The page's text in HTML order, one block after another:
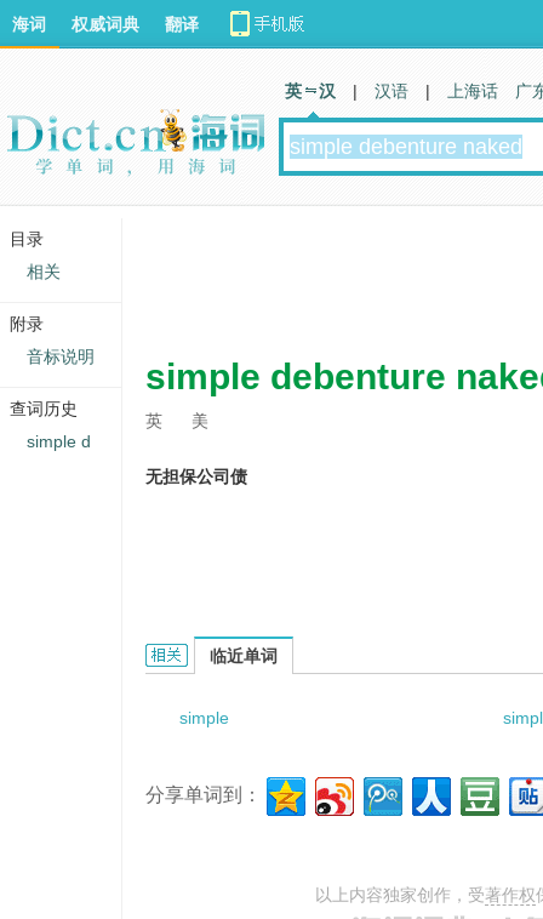
simple debenture
英 美
无担保公司债
simple debenture naked的相关资料：
临近单词
simple
分享单词到：
以上内容独家创作，受著作权
海词 权威词典 翻译
英 汉 | 汉语 | 上海话 广
目录
相关
附录
音标说明
查词历史
simple d